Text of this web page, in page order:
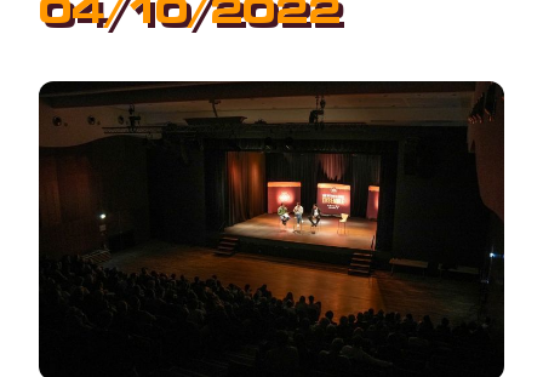
04/10/2022